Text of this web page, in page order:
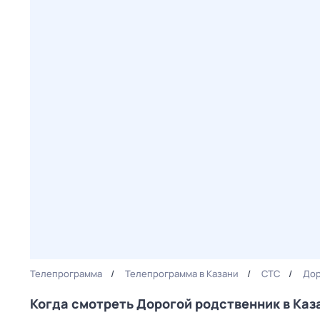
Телепрограмма Телепрограмма в Казани СТС
Когда смотреть Дорогой родственник в